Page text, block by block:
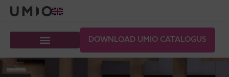
DOWNLOAD UMIO CATALOGUS